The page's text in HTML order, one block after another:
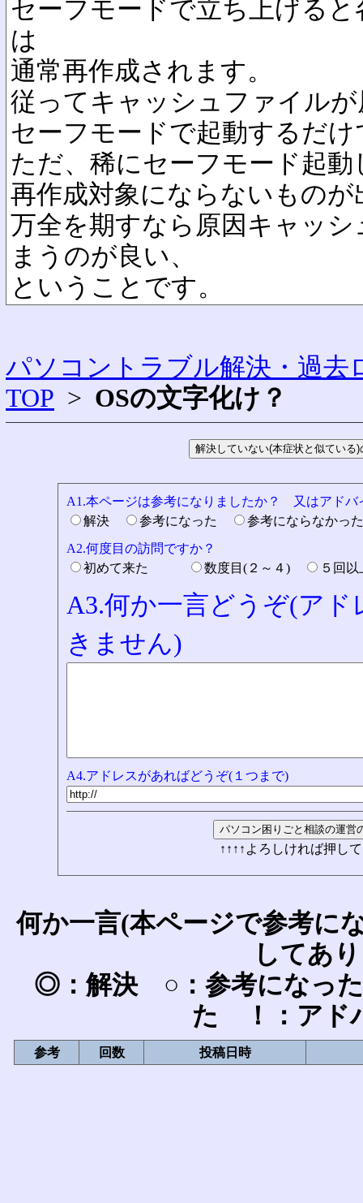
セーフモードで立ち上げる
は
通常再作成されます。
従ってキャッシュファイル
セーフモードで起動するだ
ただ、稀にセーフモード起動
再作成対象にならないもの
万全を期すなら原因キャッ
まうのが良い、
ということです。
パソコントラブル解決・過去
TOP > OSの文字化け？
A1.本ページは参考になりましたか？ 又はアドバ
解決
参考になった
参考にならなか
A2.何度目の訪問ですか？
初めて来た
数度目(２～４) ５回
A3.何か一言どうぞ(ア
きません)
A4.アドレスがあればどうぞ(１つまで)
↑↑↑↑よろしければ押し
何か一言(本ページで参考に
してあ
◎：解決 ○：参考になっ
た ！：アド
参考 回数 投稿日時